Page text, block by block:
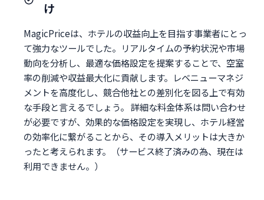
け
MagicPriceは、ホテルの収益向上を目指す事業者にとっ
て強力なツールでした。リアルタイムの予約状況や市場
動向を分析し、最適な価格設定を提案することで、空室
率の削減や収益最大化に貢献します。レベニューマネジ
メントを高度化し、競合他社との差別化を図る上で有効
な手段と言えるでしょう。 詳細な料金体系は問い合わせ
が必要ですが、効果的な価格設定を実現し、ホテル経営
の効率化に繋がることから、その導入メリットは大きか
ったと考えられます。（サービス終了済みの為、現在は
利用できません。）